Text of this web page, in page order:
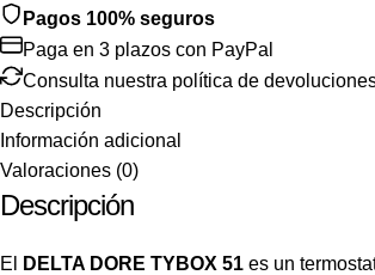
Pagos 100% seguros
Paga en 3 plazos con PayPal
Consulta nuestra política de
Descripción
Información adicional
Valoraciones (0)
Descripción
El DELTA DORE TYBOX 51 es un